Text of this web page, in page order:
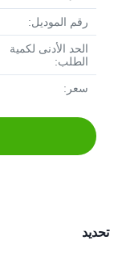
رقم الموديل:
الحد الأدنى لكمية
الطلب:
سعر:
تحديد